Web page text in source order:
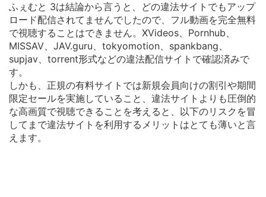
ふぇむと 3は結論から言うと、どの違法サイトでもアップ
ロード配信されてませんでしたので、フル動画を完全無料
で視聴することはできません。XVideos、Pornhub、
MISSAV、JAV.guru、tokyomotion、spankbang、
supjav、torrent形式などの違法配信サイトで確認済みで
す。
しかも、正規の有料サイトでは新規会員向けの割引や期間
限定セールを実施している こと、違法サイトよりも圧倒的
な高画質で視聴できることを考えると、以下のリスクを冒
してまで違法サイトを利用するメリットはとても薄いと言
えます。